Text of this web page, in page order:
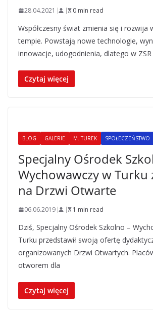
28.04.2021 0 min read
Współczesny świat zmienia się i rozwija
tempie. Powstają nowe technologie,
innowacje, udogodnienia, dlatego w ZSR
Czytaj więcej
BLOG GALERIE M. TUREK SPOŁECZEŃSTWO
Specjalny Ośrodek
Wychowawczy w Turku
na Drzwi Otwarte
06.06.2019 1 min read
Dziś, Specjalny Ośrodek Szkolno –
Turku przedstawił swoją ofertę
organizowanych Drzwi Otwartych.
otworem dla
Czytaj więcej